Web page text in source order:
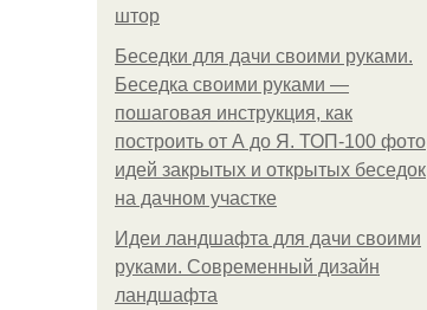
штор
Беседки для дачи своими руками.
Беседка своими руками —
пошаговая инструкция, как
построить от А до Я. ТОП-100 фото
идей закрытых и открытых беседок
на дачном участке
Идеи ландшафта для дачи своими
руками. Современный дизайн
ландшафта